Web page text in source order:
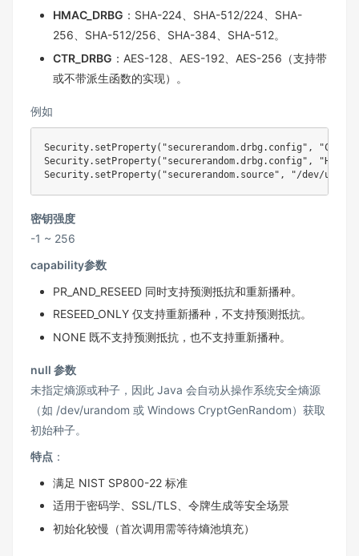
HMAC_DRBG ：SHA-224、SHA-512/224、SHA-
256、SHA-512/256、SHA-384、SHA-512。
CTR_DRBG ：AES-128、AES-192、AES-256（支持带
或不带派生函数的实现）。
例如
Security.setProperty("securerandom.drbg.config",
Security.setProperty("securerandom.drbg.config",
密钥强度
-1 ~ 256
capability参数
PR_AND_RESEED 同时支持预测抵抗和重新播种。
RESEED_ONLY 仅支持重新播种，不支持预测抵抗。
NONE 既不支持预测抵抗，也不支持重新播种。
null 参数
未指定熵源或种子，因此 Java 会自动从操作系统安全熵源
（如 /dev/urandom 或 Windows CryptGenRandom）获取
初始种子。
特点 ：
满足 NIST SP800-22 标准
适用于密码学、SSL/TLS、令牌生成等安全场景
初始化较慢（首次调用需等待熵池填充）